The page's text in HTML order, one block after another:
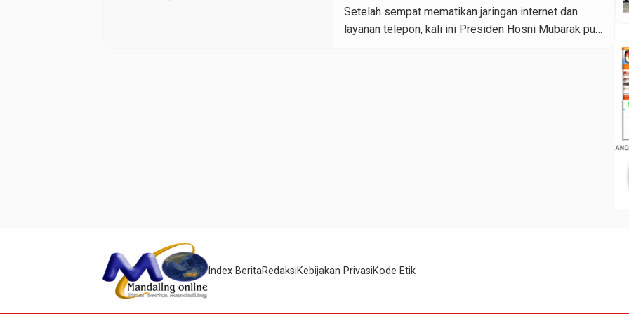
Setelah sempat mematikan jaringan internet dan
layanan telepon, kali ini Presiden Hosni Mubarak pun
Index BeritaRedaksiKebijakan PrivasiKode Etik